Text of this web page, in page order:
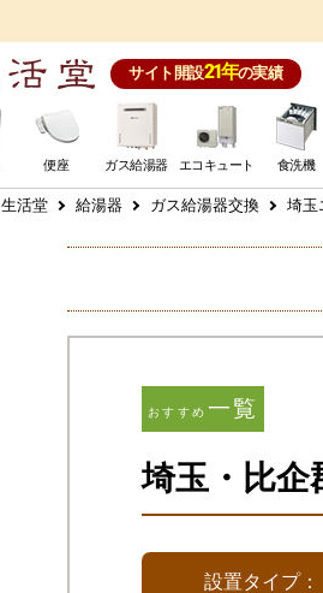
サイト開設21年の実績
便座 ガス給湯器 エコキュート 食洗機
生活堂 給湯器 ガス給湯器交換 埼玉
おすすめ 一覧
埼玉・比企
設置タイプ：